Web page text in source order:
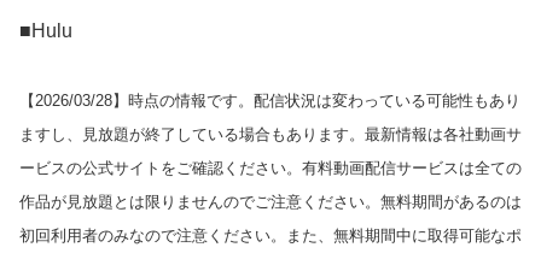
■Hulu
【2026/03/28】時点の情報です。配信状況は変わっている可能性もあり
ますし、見放題が終了している場合もあります。最新情報は各社動画サ
ービスの公式サイトをご確認ください。有料動画配信サービスは全ての
作品が見放題とは限りませんのでご注意ください。無料期間があるのは
初回利用者のみなので注意ください。また、無料期間中に取得可能なポ